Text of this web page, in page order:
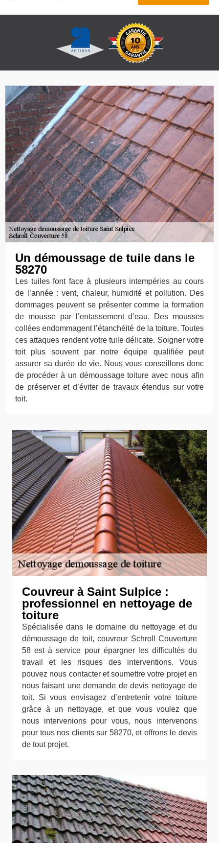
Un démoussage de tuile dans le
58270
Les tuiles font face à plusieurs intempéries au cours
de l’année : vent, chaleur, humidité et pollution. Des
dommages peuvent se présenter comme la formation
de mousse par l’entassement d’eau. Des mousses
collées endommagent l’étanchéité de la toiture. Toutes
ces attaques rendent votre tuile délicate. Soigner votre
toit plus souvent par notre équipe qualifiée peut
assurer sa durée de vie. Nous vous conseillons donc
de procéder à un démoussage toiture avec nous afin
de préserver et d’éviter de travaux étendus sur votre
toit.
Couvreur à Saint Sulpice :
professionnel en nettoyage de
toiture
Spécialisée dans le domaine du nettoyage et du
démoussage de toit, couvreur Schroll Couverture
58 est à service pour épargner les difficultés du
travail et les risques des interventions. Vous
pouvez nous contacter et soumettre votre projet en
nous faisant une demande de devis nettoyage de
toit. Si vous envisagez d’entretenir votre toiture
grâce à un nettoyage, et que vous voulez que
nous intervenions pour vous, nous intervenons
pour tous nos clients sur 58270, et offrons le devis
de tout projet.